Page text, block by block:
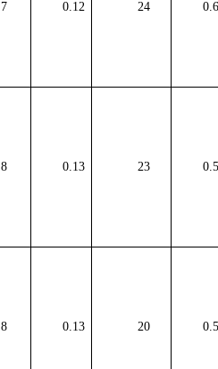
7 0.12 24
8 0.13 23
8 0.13 20